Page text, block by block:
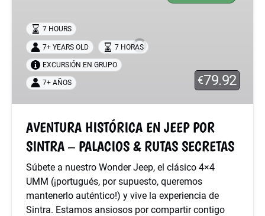
JEEP
POR
SINTRA
PALACIOS
RUTAS
SECRETAS
€79.92
7 HOURS
7+ YEARS OLD 7 HORAS
EXCURSIÓN EN GRUPO
7+ AÑOS
AVENTURA HISTÓRICA EN JEEP POR
SINTRA – PALACIOS & RUTAS SECRETAS
Súbete a nuestro Wonder Jeep, el clásico 4×4
UMM (¡portugués, por supuesto, queremos
mantenerlo auténtico!) y vive la experiencia de
Sintra. Estamos ansiosos por compartir contigo